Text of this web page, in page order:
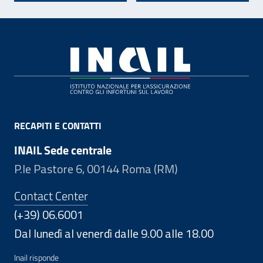
RECAPITI E CONTATTI
INAIL Sede centrale
P.le Pastore 6, 00144 Roma (RM)
Contact Center
(+39) 06.6001
Dal lunedì al venerdì dalle 9.00 alle 18.00
Inail risponde